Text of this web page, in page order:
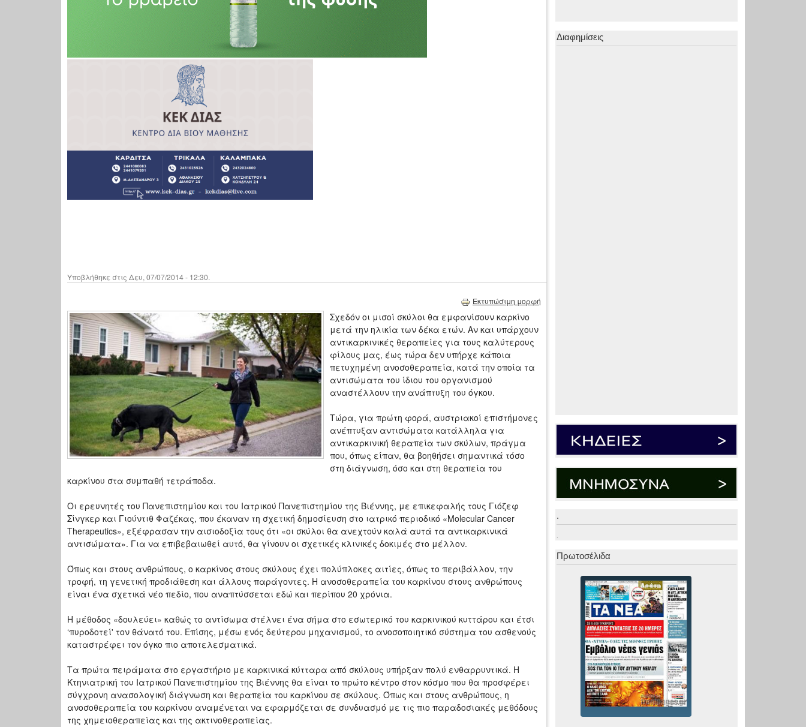
Υποβλήθηκε στις Δευ, 07/07/2014 - 12:30.
Εκτυπώσιμη μορφή
Σχεδόν οι μισοί σκύλοι θα εμφανίσουν καρκίνο
μετά την ηλικία των δέκα ετών. Αν και υπάρχουν
αντικαρκινικές θεραπείες για τους καλύτερους
φίλους μας, έως τώρα δεν υπήρχε κάποια
πετυχημένη ανοσοθεραπεία, κατά την οποία τα
αντισώματα του ίδιου του οργανισμού
αναστέλλουν την ανάπτυξη του όγκου.
Τώρα, για πρώτη φορά, αυστριακοί επιστήμονες
ανέπτυξαν αντισώματα κατάλληλα για
αντικαρκινική θεραπεία των σκύλων, πράγμα
που, όπως είπαν, θα βοηθήσει σημαντικά τόσο
στη διάγνωση, όσο και στη θεραπεία του
καρκίνου στα συμπαθή τετράποδα.
Οι ερευνητές του Πανεπιστημίου και του Ιατρικού Πανεπιστημίου της Βιέννης, με επικεφαλής τους Γιόζεφ
Σίνγκερ και Γιούντιθ Φαζέκας, που έκαναν τη σχετική δημοσίευση στο ιατρικό περιοδικό «Molecular Cancer
Therapeutics», εξέφρασαν την αισιοδοξία τους ότι «οι σκύλοι θα ανεχτούν καλά αυτά τα αντικαρκινικά
αντισώματα». Για να επιβεβαιωθεί αυτό, θα γίνουν οι σχετικές κλινικές δοκιμές στο μέλλον.
Όπως και στους ανθρώπους, ο καρκίνος στους σκύλους έχει πολύπλοκες αιτίες, όπως το περιβάλλον, την
τροφή, τη γενετική προδιάθεση και άλλους παράγοντες. Η ανοσοθεραπεία του καρκίνου στους ανθρώπους
είναι ένα σχετικά νέο πεδίο, που αναπτύσσεται εδώ και περίπου 20 χρόνια.
Η μέθοδος «δουλεύει» καθώς το αντίσωμα στέλνει ένα σήμα στο εσωτερικό του καρκινικού κυττάρου και έτσι
‘πυροδοτεί' τον θάνατό του. Επίσης, μέσω ενός δεύτερου μηχανισμού, το ανοσοποιητικό σύστημα του ασθενούς
καταστρέφει τον όγκο πιο αποτελεσματικά.
Τα πρώτα πειράματα στο εργαστήριο με καρκινικά κύτταρα από σκύλους υπήρξαν πολύ ενθαρρυντικά. Η
Κτηνιατρική του Ιατρικού Πανεπιστημίου της Βιέννης θα είναι το πρώτο κέντρο στον κόσμο που θα προσφέρει
σύγχρονη ανασολογική διάγνωση και θεραπεία του καρκίνου σε σκύλους. Όπως και στους ανθρώπους, η
ανοσοθεραπεία του καρκίνου αναμένεται να εφαρμόζεται σε συνδυασμό με τις πιο παραδοσιακές μεθόδους
της χημειοθεραπείας και της ακτινοθεραπείας.
Διαφημίσεις
.
.
Πρωτοσέλιδα